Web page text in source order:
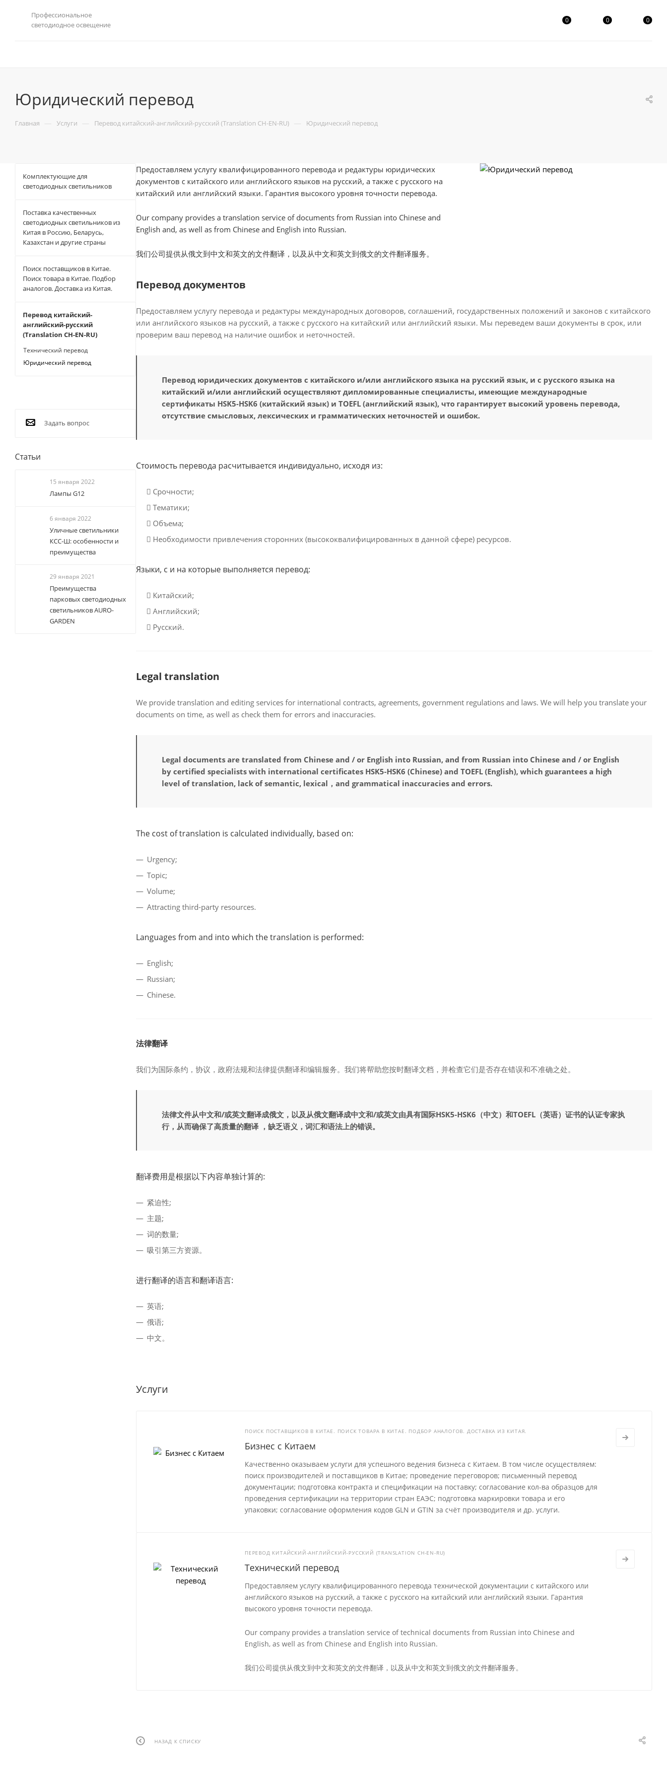
Профессиональное
светодиодное освещение
0 0 0
Юридический перевод
Главная — Услуги — Перевод китайский-английский-русский (Translation CH-EN-RU) — Юридический перевод
Предоставляем услугу квалифицированного перевода и редактуры юридических
документов с китайского или английского языков на русский, а также с русского на
китайский или английский языки. Гарантия высокого уровня точности перевода.
Our company provides a translation service of documents from Russian into Chinese and
English and, as well as from Chinese and English into Russian.
我们公司提供从俄文到中文和英文的文件翻译，以及从中文和英文到俄文的文件翻译服务。
Перевод документов
Предоставляем услугу перевода и редактуры международных договоров, соглашений, государственных положений и законов с китайского
или английского языков на русский, а также с русского на китайский или английский языки. Мы переведем ваши документы в срок, или
проверим ваш перевод на наличие ошибок и неточностей.
Перевод юридических документов с китайского и/или английского языка на русский язык, и с русского языка на
китайский и/или английский осуществляют дипломированные специалисты, имеющие международные
сертификаты HSK5-HSK6 (китайский язык) и TOEFL (английский язык), что гарантирует высокий уровень перевода,
отсутствие смысловых, лексических и грамматических неточностей и ошибок.
Стоимость перевода расчитывается индивидуально, исходя из:
Срочности;
Тематики;
Объема;
Необходимости привлечения сторонних (высококвалифицированных в данной сфере) ресурсов.
Языки, с и на которые выполняется перевод:
Китайский;
Английский;
Русский.
Legal translation
We provide translation and editing services for international contracts, agreements, government regulations and laws. We will help you translate your
documents on time, as well as check them for errors and inaccuracies.
Legal documents are translated from Chinese and / or English into Russian, and from Russian into Chinese and / or English
by certified specialists with international certificates HSK5-HSK6 (Chinese) and TOEFL (English), which guarantees a high
level of translation, lack of semantic, lexical，and grammatical inaccuracies and errors.
The cost of translation is calculated individually, based on:
Urgency;
Topic;
Volume;
Attracting third-party resources.
Languages from and into which the translation is performed:
English;
Russian;
Chinese.
法律翻译
我们为国际条约，协议，政府法规和法律提供翻译和编辑服务。我们将帮助您按时翻译文档，并检查它们是否存在错误和不准确之处。
法律文件从中文和/或英文翻译成俄文，以及从俄文翻译成中文和/或英文由具有国际HSK5-HSK6（中文）和TOEFL（英语）证书的认证专家执
行，从而确保了高质量的翻译 ，缺乏语义，词汇和语法上的错误。
翻译费用是根据以下内容单独计算的:
紧迫性;
主题;
词的数量;
吸引第三方资源。
进行翻译的语言和翻译语言:
英语;
俄语;
中文。
Услуги
ПОИСК ПОСТАВЩИКОВ В КИТАЕ. ПОИСК ТОВАРА В КИТАЕ. ПОДБОР АНАЛОГОВ. ДОСТАВКА ИЗ КИТАЯ.
Бизнес с Китаем
Качественно оказываем услуги для успешного ведения бизнеса с Китаем. В том числе осуществляем:
поиск производителей и поставщиков в Китае; проведение переговоров; письменный перевод
документации; подготовка контракта и спецификации на поставку; согласование кол-ва образцов для
проведения сертификации на территории стран ЕАЭС; подготовка маркировки товара и его
упаковки; согласование оформления кодов GLN и GTIN за счёт производителя и др. услуги.
ПЕРЕВОД КИТАЙСКИЙ-АНГЛИЙСКИЙ-РУССКИЙ (TRANSLATION CH-EN-RU)
Технический перевод
Предоставляем услугу квалифицированного перевода технической документации с китайского или
английского языков на русский, а также с русского на китайский или английский языки. Гарантия
высокого уровня точности перевода.
Our company provides a translation service of technical documents from Russian into Chinese and
English, as well as from Chinese and English into Russian.
我们公司提供从俄文到中文和英文的文件翻译，以及从中文和英文到俄文的文件翻译服务。
НАЗАД К СПИСКУ
Комплектующие для
светодиодных светильников
Поставка качественных
светодиодных светильников из
Китая в Россию, Беларусь,
Казахстан и другие страны
Поиск поставщиков в Китае.
Поиск товара в Китае. Подбор
аналогов. Доставка из Китая.
Перевод китайский-
английский-русский
(Translation CH-EN-RU)
Технический перевод
Юридический перевод
Задать вопрос
Статьи
15 января 2022
Лампы G12
6 января 2022
Уличные светильники
КСС-Ш: особенности и
преимущества
29 января 2021
Преимущества
парковых светодиодных
светильников AURO-
GARDEN